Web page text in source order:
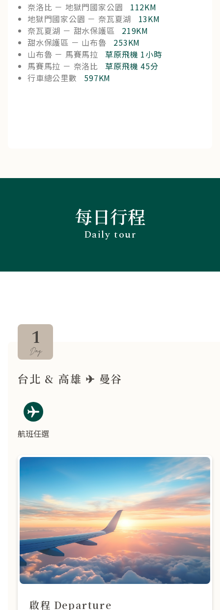
奈洛比 － 地獄門國家公園
112KM
地獄門國家公園 － 奈瓦夏湖
13KM
奈瓦夏湖 － 甜水保護區
219KM
甜水保護區 － 山布魯
253KM
山布魯 － 馬賽馬拉
草原飛機 1小時
馬賽馬拉 － 奈洛比
草原飛機 45分
行車總公里數
597KM
每日行程
Daily tour
台北 & 高雄 ✈ 曼谷
航班任選
啟程 Departure
1
Day